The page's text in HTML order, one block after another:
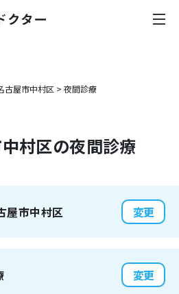
古屋市中村区 > 夜間診療
村区の夜間診療
屋市中村区 変更
変更